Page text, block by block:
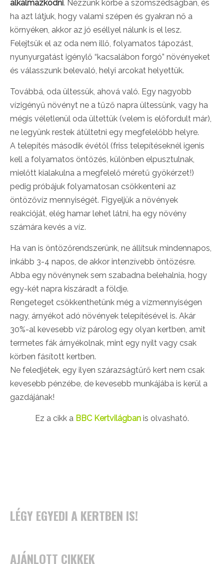
alkalmazkodni. Nézzünk körbe a szomszédságban, és
ha azt látjuk, hogy valami szépen és gyakran nő a
környéken, akkor az jó eséllyel nálunk is el lesz.
Felejtsük el az oda nem illő, folyamatos tápozást,
nyunyurgatást igénylő “kacsalábon forgó” növényeket
és válasszunk belevaló, helyi arcokat helyettük.
Továbbá, oda ültessük, ahová való. Egy nagyobb
vízigényű növényt ne a tűző napra ültessünk, vagy ha
mégis véletlenül oda ültettük (velem is előfordult már),
ne legyünk restek átültetni egy megfelelőbb helyre.
A telepítés második évétől (friss telepítéseknél igenis
kell a folyamatos öntözés, különben elpusztulnak,
mielőtt kialakulna a megfelelő méretű gyökérzet!)
pedig próbájuk folyamatosan csökkenteni az
öntözővíz mennyiségét. Figyeljük a növények
reakcióját, elég hamar lehet látni, ha egy növény
számára kevés a víz.
Ha van is öntözőrendszerünk, ne állítsuk mindennapos,
inkább 3-4 napos, de akkor intenzívebb öntözésre.
Abba egy növénynek sem szabadna belehalnia, hogy
egy-két napra kiszáradt a földje.
Rengeteget csökkenthetünk még a vízmennyiségen
nagy, árnyékot adó növények telepítésével is. Akár
30%-al kevesebb víz párolog egy olyan kertben, amit
termetes fák árnyékolnak, mint egy nyílt vagy csak
körben fásított kertben.
Ne feledjétek, egy ilyen szárazságtűrő kert nem csak
kevesebb pénzébe, de kevesebb munkájába is kerül a
gazdájának!
Ez a cikk a BBC Kertvilágban is olvasható.
LÉGY EGYEDI A KERTBEN IS!
AJÁNLOTT CIKKEK